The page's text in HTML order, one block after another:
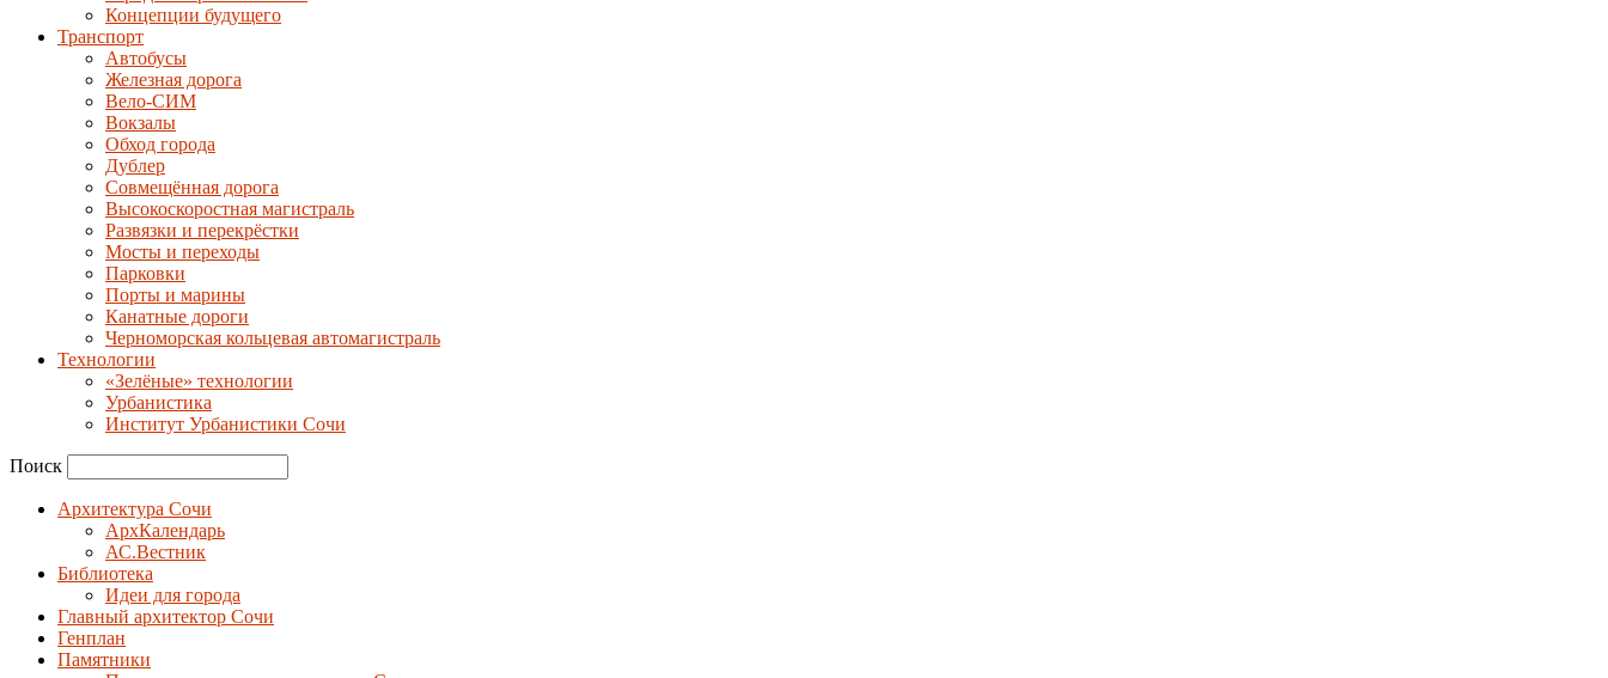
Концепции будущего
Транспорт
Автобусы
Железная дорога
Вело-СИМ
Вокзалы
Обход города
Дублер
Совмещённая дорога
Высокоскоростная магистраль
Развязки и перекрёстки
Мосты и переходы
Парковки
Порты и марины
Канатные дороги
Черноморская кольцевая автомагистраль
Технологии
«Зелёные» технологии
Урбанистика
Институт Урбанистики Сочи
Поиск
Архитектура Сочи
АрхКалендарь
АС.Вестник
Библиотека
Идеи для города
Главный архитектор Сочи
Генплан
Памятники